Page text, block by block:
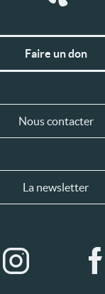
Faire un don
Nous contacter
La newsletter